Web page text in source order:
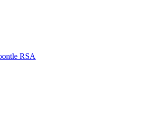
RSA